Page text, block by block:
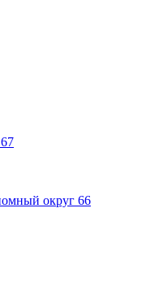
67
округ 66